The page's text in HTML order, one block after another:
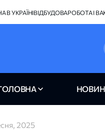
В УКРАЇНІВІДБУДОВАРОБОТА І
2025